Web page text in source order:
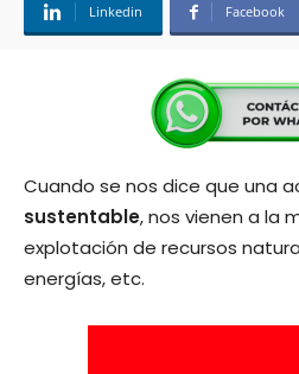
Linkedin Facebook
Cuando se nos dice que una
sustentable, nos vienen a la
explotación de recursos
energías, etc.